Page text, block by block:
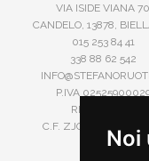
Noi
VIA ISIDE VIANA 70
CANDELO, 13878,
015 253 84 41
338 88 62 542
P.IVA
REA BI193453
C.F.